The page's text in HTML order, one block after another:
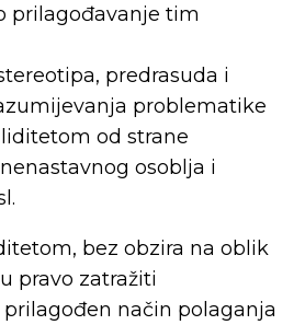
prilagođavanje tim
predrasuda i
problematike
od strane
osoblja i
bez obzira na oblik
pravo zatražiti
način polaganja